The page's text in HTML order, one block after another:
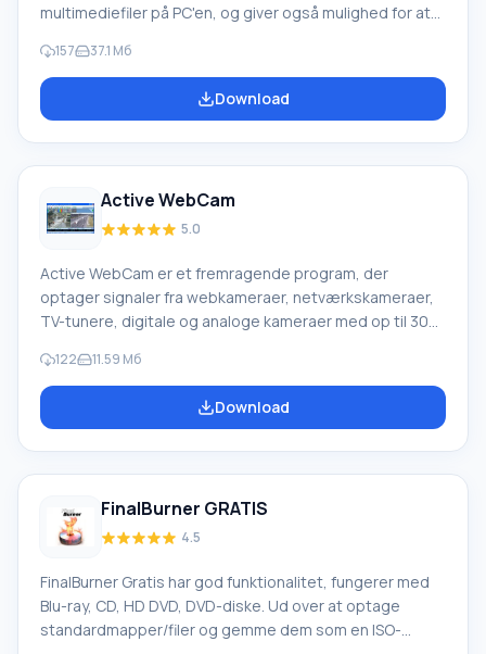
multimediefiler på PC'en, og giver også mulighed for at
lytte til og oprette en radiostation, optage lyd fra en
mikrofon og andre lydenheder og meget mere. JetAudio
kombinerer en mixer med en 20-bånds equalizer, en
af vi
157 37.1 Mб
Download
Active WebCam
5.0
Active WebCam er et fremragende program, der
optager signaler fra webkameraer, netværkskameraer,
TV-tunere, digitale og analoge kameraer med op til 30
netværket enten fra din computer (kører din egen
HTTP) eller via en FTP-server. Applikationen kan også
bruges som et ikke-professionelt overvågningssystem
122 11.59 Мб
Download
FinalBurner GRATIS
4.5
FinalBurner Gratis har god funktionalitet, fungerer med
Blu-ray, CD, HD DVD, DVD-diske. Ud over at optage
standardmapper/filer og gemme dem som en ISO-